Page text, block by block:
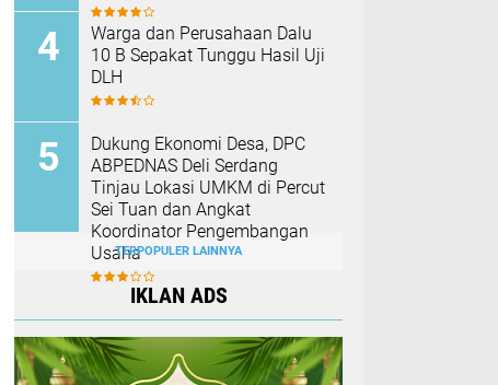
Warga dan Perusahaan Dalu
10 B Sepakat Tunggu Hasil Uji
DLH
Dukung Ekonomi Desa, DPC
ABPEDNAS Deli Serdang
Tinjau Lokasi UMKM di Percut
Sei Tuan dan Angkat
Koordinator Pengembangan
UsahaTERPOPULER LAINNYA
IKLAN ADS